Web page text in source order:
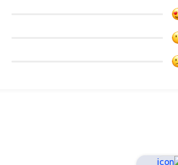
at all times; it’s a place
productivity and track your